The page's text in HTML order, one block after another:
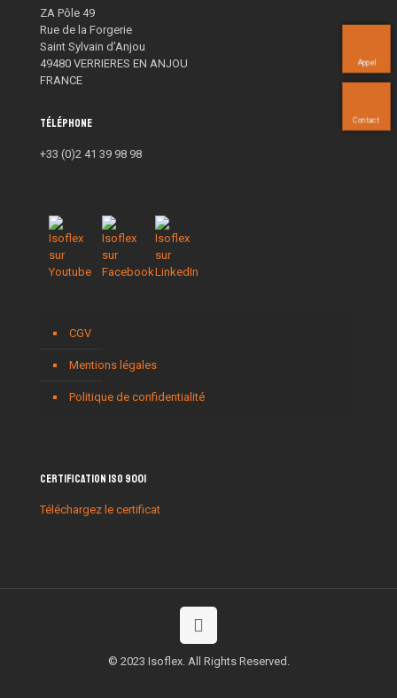
ZA Pôle 49
Rue de la Forgerie
Saint Sylvain d’Anjou
49480 VERRIERES EN ANJOU
FRANCE
Téléphone
+33 (0)2 41 39 98 98
CGV
Mentions légales
Politique de confidentialité
Certification ISO 9001
Téléchargez le certificat
© 2023 Isoflex. All Rights Reserved.
Appel
Contact